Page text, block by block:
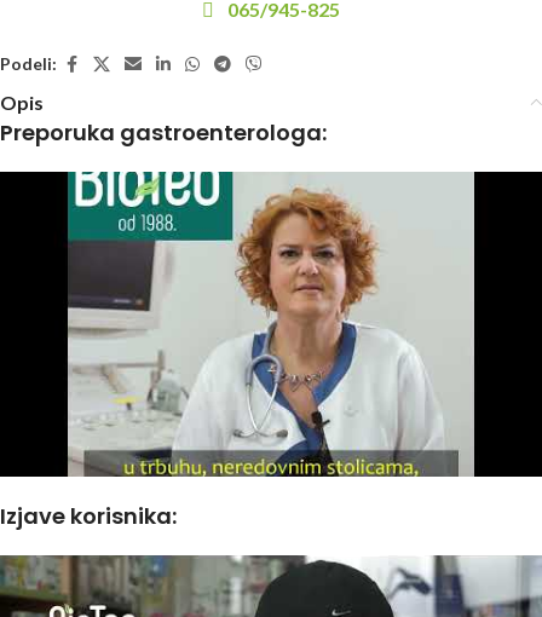
065/945-825
Podeli:
Opis
Preporuka gastroenterologa:
Izjave korisnika: